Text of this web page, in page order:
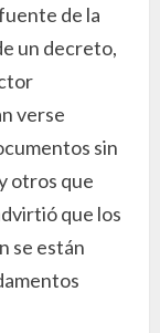
de la
un decreto,
verse
sin
otros que
que los
se están